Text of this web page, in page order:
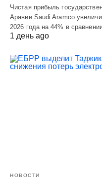
Чистая прибыль
Аравии Saudi Aramco
2026 года на 44% в
1 день ago
НОВОСТИ